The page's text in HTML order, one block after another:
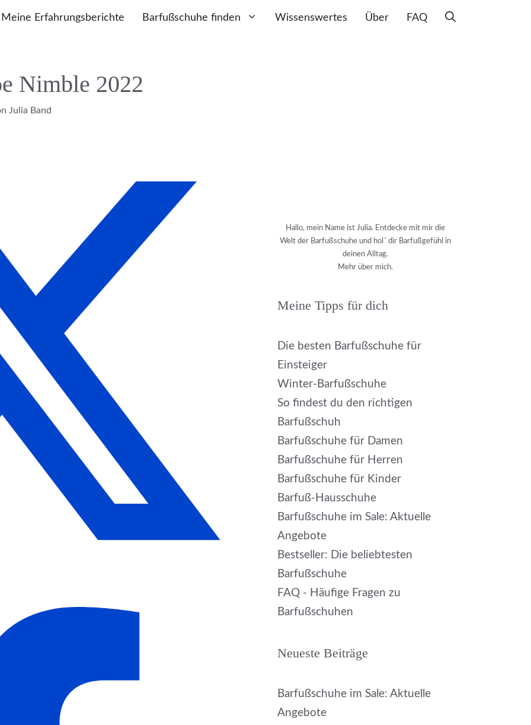
Meine Erfahrungsberichte Barfußschuhe finden Wissenswertes Über FAQ
Nimble 2022
Julia Band
Hallo, mein Name ist Julia. Entdecke mit mir die
Welt der Barfußschuhe und hol´ dir Barfußgefühl in
deinen Alltag.
Mehr über mich.
Meine Tipps für dich
Die besten Barfußschuhe für
Einsteiger
Winter-Barfußschuhe
So findest du den richtigen
Barfußschuh
Barfußschuhe für Damen
Barfußschuhe für Herren
Barfußschuhe für Kinder
Barfuß-Hausschuhe
Barfußschuhe im Sale: Aktuelle
Angebote
Bestseller: Die beliebtesten
Barfußschuhe
FAQ - Häufige Fragen zu
Barfußschuhen
Neueste Beiträge
Barfußschuhe im Sale: Aktuelle
Angebote